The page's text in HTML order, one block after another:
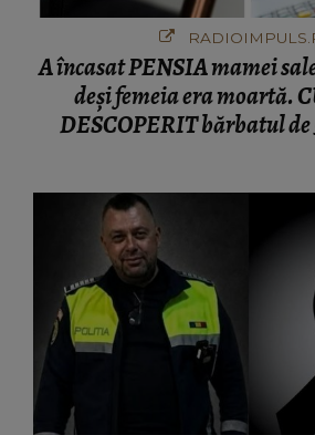
A încasat PENSIA mamei
deși femeia era moartă.
DESCOPERIT bărbatul de